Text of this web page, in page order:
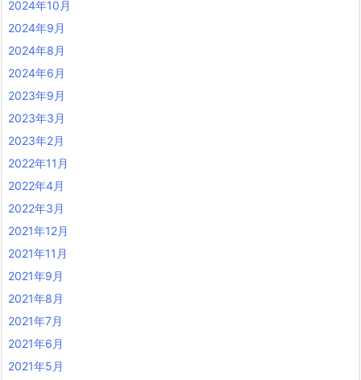
2024年10月
2024年9月
2024年8月
2024年6月
2023年9月
2023年3月
2023年2月
2022年11月
2022年4月
2022年3月
2021年12月
2021年11月
2021年9月
2021年8月
2021年7月
2021年6月
2021年5月